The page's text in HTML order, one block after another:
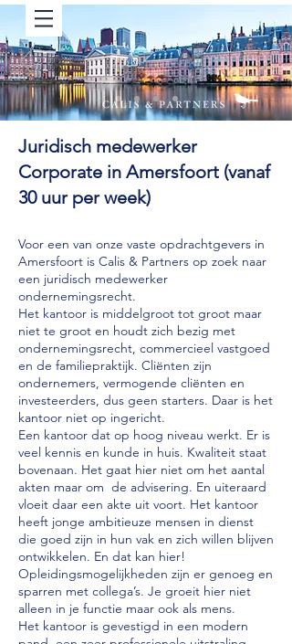
Juridisch medewerker
Corporate in Amersfoort (vanaf
30 uur per week)
Voor een van onze vaste opdrachtgevers in
Amersfoort is Calis & Partners op zoek naar
een juridisch medewerker
ondernemingsrecht.
Het kantoor is middelgroot tot groot maar
niet te groot en houdt zich bezig met
ondernemingsrecht, commercieel vastgoed
en de familiepraktijk. Cliënten zijn
ondernemers, vermogende cliënten en
investeerders, dus geen starters. Daar is het
kantoor niet op ingericht.
Een kantoor dat op hoog niveau werkt. Er is
veel kennis en kunde in huis. Kwaliteit staat
bovenaan. Het gaat hier niet om het aantal
akten maar om de advisering. En uiteraard
vloeit daar een akte uit voort. Het kantoor
heeft jonge ambitieuze mensen in dienst
die goed zijn in hun vak en zich willen blijven
ontwikkelen. En dat kan hier!
Opleidingsmogelijkheden zijn er genoeg en
sparren met collega’s. Je groeit hier niet
alleen in je functie maar ook als mens.
Het kantoor is gevestigd in een modern